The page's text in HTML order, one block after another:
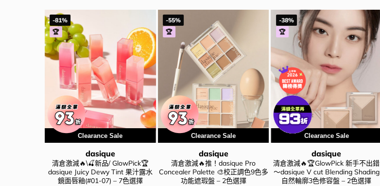
-81%
🏆
Clearance Sale
dasique
清倉激減🔥\🍒新品/ GlowPick🏆
dasique Juicy Dewy Tint 果汁露水
鏡面唇釉(#01-07) – 7色選擇
-55%
🏆
Clearance Sale
dasique
清倉激減🔥推！dasique Pro
Concealer Palette 🎨校正調色9色多
功能遮瑕盤 – 2色選擇
-38%
🏆
Clearance Sale
dasique
清倉激減🔥🏆GlowPick 新手不出錯
～dasique V cut Blending Shading
自然輪廓3色修容盤 – 2色選擇